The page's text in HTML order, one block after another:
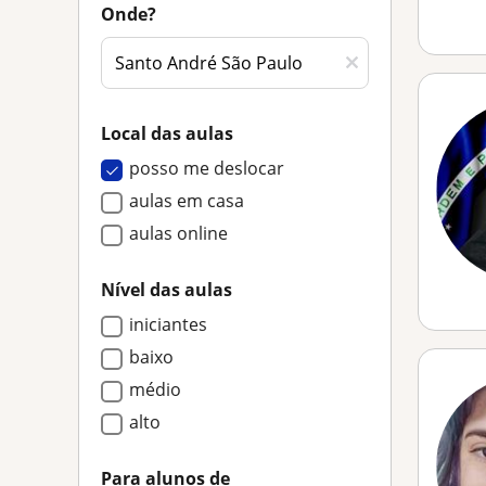
Onde?
Local das aulas
posso me deslocar
aulas em casa
aulas online
Nível das aulas
iniciantes
baixo
médio
alto
Para alunos de